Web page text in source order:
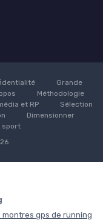
Grande
Méthodologie
et RP
Sélection
Dimensionner
sport
montres gps de running